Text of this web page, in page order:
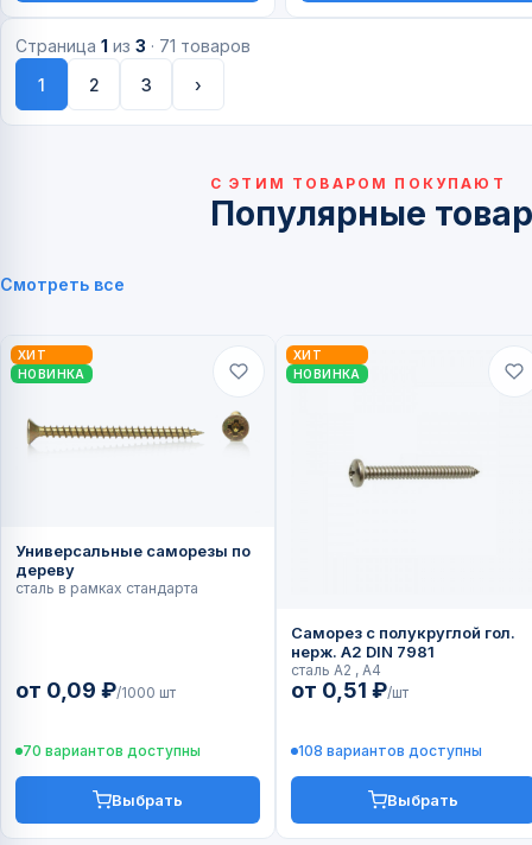
Страница 1 из 3 · 71 товаров
1
2 3 ›
С ЭТИМ ТОВАРОМ ПОКУПАЮТ
Популярные
Смотреть все
ХИТ
НОВИНКА
Универсальные саморезы по
дереву
сталь в рамках стандарта
от 0,09 ₽/1000 шт
70 вариантов доступны
Выбрать
ХИТ
НОВИНКА
Саморез с полукруглой гол.
нерж. А2 DIN 7981
сталь А2 , А4
от 0,51 ₽/шт
108 вариантов доступны
Выбрать